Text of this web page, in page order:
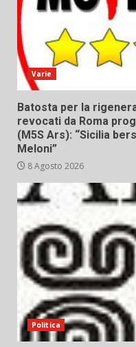
Varie
Batosta per la
revocati da Roma
(M5S Ars): “Sicilia
Meloni”
8 Agosto 2026
Politica